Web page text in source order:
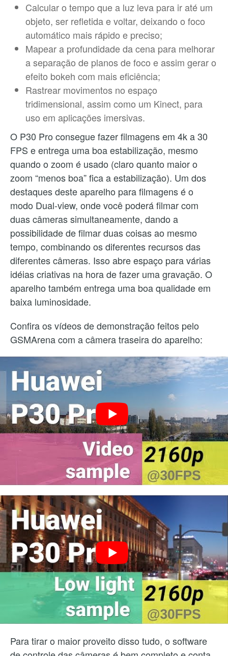
Calcular o tempo que a luz leva para ir até um
objeto, ser refletida e voltar, deixando o foco
automático mais rápido e preciso;
Mapear a profundidade da cena para melhorar
a separação de planos de foco e assim gerar o
efeito bokeh com mais eficiência;
Rastrear movimentos no espaço
tridimensional, assim como um Kinect, para
uso em aplicações imersivas.
O P30 Pro consegue fazer filmagens em 4k a 30
FPS e entrega uma boa estabilização, mesmo
quando o zoom é usado (claro quanto maior o
zoom “menos boa” fica a estabilização). Um dos
destaques deste aparelho para filmagens é o
modo Dual-view, onde você poderá filmar com
duas câmeras simultaneamente, dando a
possibilidade de filmar duas coisas ao mesmo
tempo, combinando os diferentes recursos das
diferentes câmeras. Isso abre espaço para várias
idéias criativas na hora de fazer uma gravação. O
aparelho também entrega uma boa qualidade em
baixa luminosidade.
Confira os vídeos de demonstração feitos pelo
GSMArena com a câmera traseira do aparelho:
Para tirar o maior proveito disso tudo, o software